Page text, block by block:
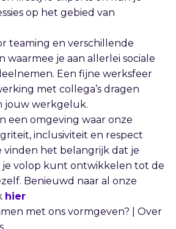
op het gebied van
teaming en verschillende
je aan allerlei sociale
Een fijne werksfeer
met collega’s dragen
jouw werkgeluk.
een omgeving waar onze
inclusiviteit en respect
vinden het belangrijk dat je
je volop kunt ontwikkelen tot de
Benieuwd naar al onze
hier
met ons vormgeven? | Over